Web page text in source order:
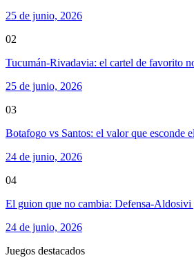
25 de junio, 2026
02
Tucumán-Rivadavia: el cartel de favorito
25 de junio, 2026
03
Botafogo vs Santos: el valor que esconde
24 de junio, 2026
04
El guion que no cambia: Defensa-Aldosivi
24 de junio, 2026
Juegos destacados